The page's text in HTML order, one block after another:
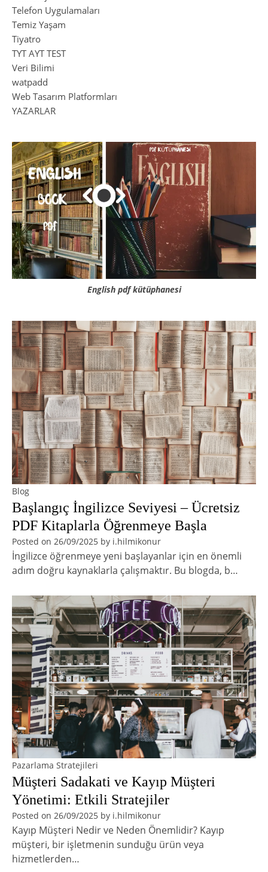
Telefon Uygulamaları
Temiz Yaşam
Tiyatro
TYT AYT TEST
Veri Bilimi
watpadd
Web Tasarım Platformları
YAZARLAR
English pdf kütüphanesi
Blog
Başlangıç İngilizce Seviyesi – Ücretsiz
PDF Kitaplarla Öğrenmeye Başla
Posted on 26/09/2025 by i.hilmikonur
İngilizce öğrenmeye yeni başlayanlar için en önemli
adım doğru kaynaklarla çalışmaktır. Bu blogda, b…
Pazarlama Stratejileri
Müşteri Sadakati ve Kayıp Müşteri
Yönetimi: Etkili Stratejiler
Posted on 26/09/2025 by i.hilmikonur
Kayıp Müşteri Nedir ve Neden Önemlidir? Kayıp
müşteri, bir işletmenin sunduğu ürün veya
hizmetlerden…